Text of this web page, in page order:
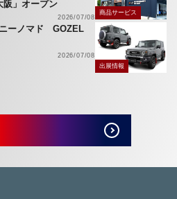
阪」オープン
2026/07/08
商品サービス
ーノマド GOZEL
2026/07/08
出展情報